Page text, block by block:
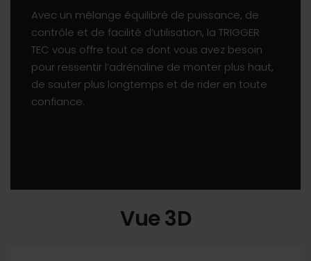
Avec un mélange équilibré de puissance, de
contrôle et de facilité d’utilisation, la TRIGGER
TEC vous offre tout ce dont vous avez besoin
pour ressentir l’adrénaline de monter plus haut,
de sauter plus longtemps et de rider en toute
confiance.
Vue 3D